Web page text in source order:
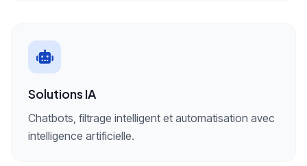
Solutions IA
Chatbots, filtrage intelligent et automatisation avec
intelligence artificielle.